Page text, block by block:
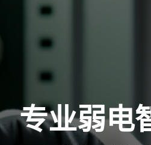
专业弱电